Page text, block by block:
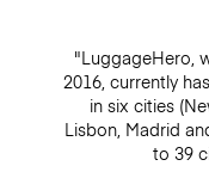
"LuggageHero,
2016, currently
in six cities
Lisbon, Madrid
to 39